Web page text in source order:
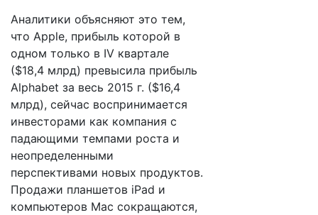
Аналитики объясняют это тем,
что Apple, прибыль которой в
одном только в IV квартале
($18,4 млрд) превысила прибыль
Alphabet за весь 2015 г. ($16,4
млрд), сейчас воспринимается
инвесторами как компания с
падающими темпами роста и
неопределенными
перспективами новых продуктов.
Продажи планшетов iPad и
компьютеров Mac сокращаются,